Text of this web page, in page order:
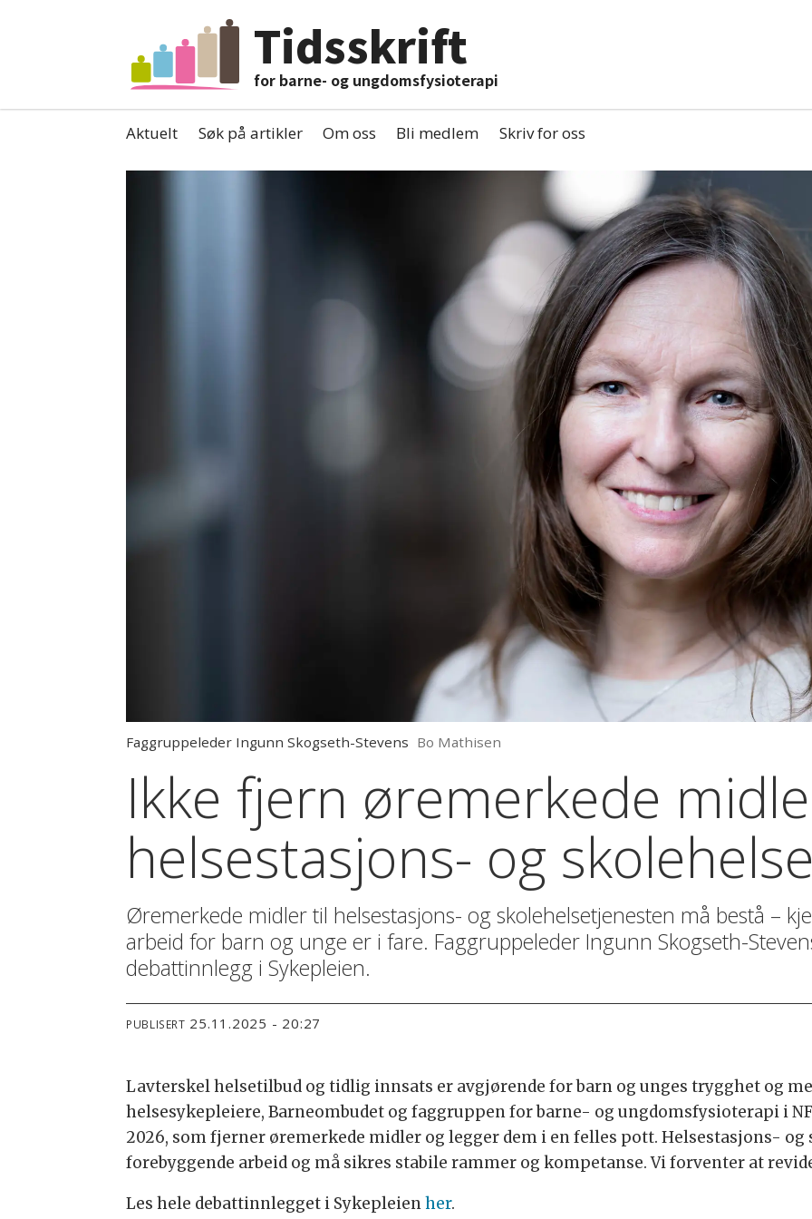
Tidsskrift
for barne- og ungdomsfysioterapi
Aktuelt Søk på artikler Om oss Bli medlem Skriv for oss
Faggruppeleder Ingunn Skogseth-Stevens Bo Mathisen
Ikke fjern øremerkede
helsestasjons- og
Øremerkede midler til helsestasjons- og skolehelsetjenesten må bestå –
arbeid for barn og unge er i fare. Faggruppeleder Ingunn Skogseth-
debattinnlegg i Sykepleien.
PUBLISERT 25.11.2025 - 20:27
Lavterskel helsetilbud og tidlig innsats er avgjørende for barn og unges trygghet og
helsesykepleiere, Barneombudet og faggruppen for barne- og ungdomsfysioterapi i
2026, som fjerner øremerkede midler og legger dem i en felles pott. Helsestasjons-
forebyggende arbeid og må sikres stabile rammer og kompetanse. Vi forventer at
Les hele debattinnlegget i Sykepleienher.